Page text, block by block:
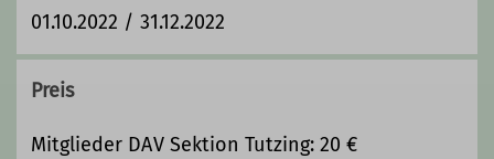
01.10.2022 / 31.12.2022
Preis
Mitglieder DAV Sektion Tutzing: 20 €